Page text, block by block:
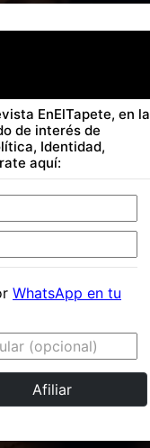
EnElTapete, en la
de interés de
Identidad,
aquí:
WhatsApp en tu
Afiliar